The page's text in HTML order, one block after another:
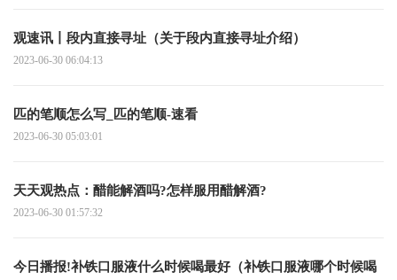
观速讯丨段内直接寻址（关于段内直接寻址介绍）
2023-06-30 06:04:13
匹的笔顺怎么写_匹的笔顺-速看
2023-06-30 05:03:01
天天观热点：醋能解酒吗?怎样服用醋解酒?
2023-06-30 01:57:32
今日播报!补铁口服液什么时候喝最好（补铁口服液哪个时候喝